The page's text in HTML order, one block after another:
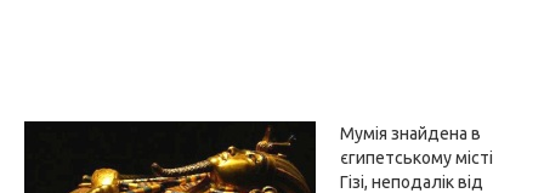
Мумія знайдена в
єгипетському місті
Гізі, неподалік від